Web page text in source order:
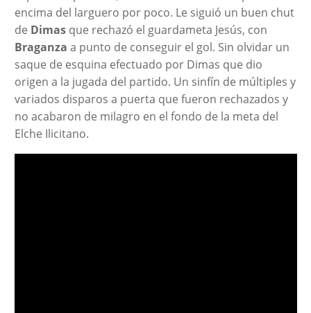
encima del larguero por poco. Le siguió un buen chut
de Dimasque rechazó el guardameta Jesús, con
Braganza a punto de conseguir el gol. Sin olvidar un
saque de esquina efectuado por Dimas que dio
origen a la jugada del partido. Un sinfín de múltiples y
variados disparos a puerta que fueron rechazados y
no acabaron de milagro en el fondo de la meta del
Elche Ilicitano.